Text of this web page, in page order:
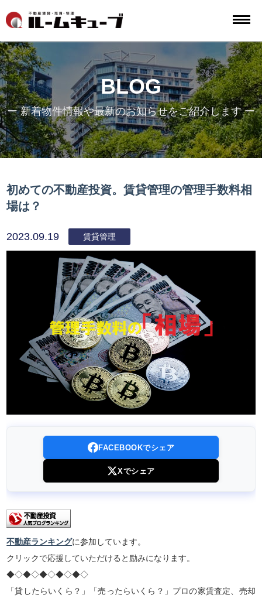
BLOG
ー 新着物件情報や最新のお知らせをご紹介します ー
初めての不動産投資。賃貸管理の管理手数料相
場は？
2023.09.19 賃貸管理
FACEBOOKでシェア
Xでシェア
不動産ランキングに参加しています。
クリックで応援していただけると励みになります。
◆◇◆◇◆◇◆◇◆◇
「貸したらいくら？」「売ったらいくら？」プロの家賃査定、売却